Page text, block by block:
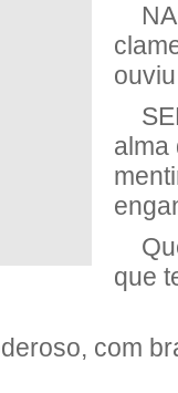
alma
que
com